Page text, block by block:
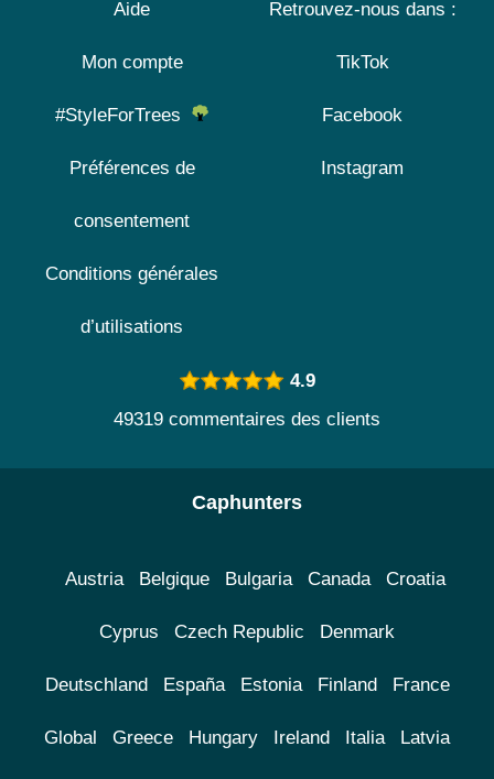
Aide
Mon compte
#StyleForTrees
Préférences de
consentement
Conditions générales
d’utilisations
Retrouvez-nous dans :
TikTok
Facebook
Instagram
4.9
49319 commentaires des clients
Caphunters
Austria Belgique Bulgaria Canada Croatia
Cyprus Czech Republic Denmark
Deutschland España Estonia Finland France
Global Greece Hungary Ireland Italia Latvia